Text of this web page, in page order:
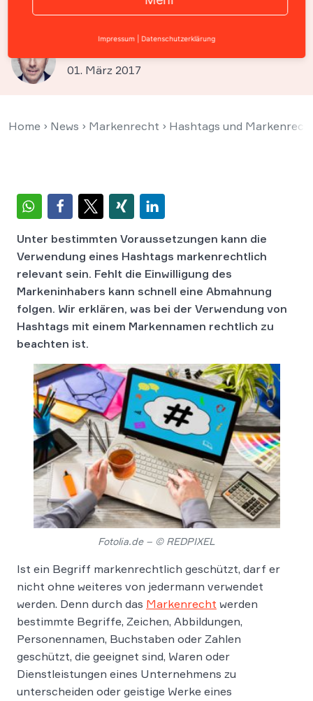
Hashtag verwenden werden?
01. März 2017
Home › News › Markenrecht › Hashtags und
Unter bestimmten Voraussetzungen kann die
Verwendung eines Hashtags markenrechtlich
relevant sein. Fehlt die Einwilligung des
Markeninhabers kann schnell eine Abmahnung
folgen. Wir erklären, was bei der Verwendung von
Hashtags mit einem Markennamen rechtlich zu
beachten ist.
Fotolia.de – © REDPIXEL
Ist ein Begriff markenrechtlich geschützt, darf er
nicht ohne weiteres von jedermann verwendet
werden. Denn durch das Markenrecht werden
bestimmte Begriffe, Zeichen, Abbildungen,
Personennamen, Buchstaben oder Zahlen
geschützt, die geeignet sind, Waren oder
Dienstleistungen eines Unternehmens zu
unterscheiden oder geistige Werke eines
Impressum Datenschutzerklärung